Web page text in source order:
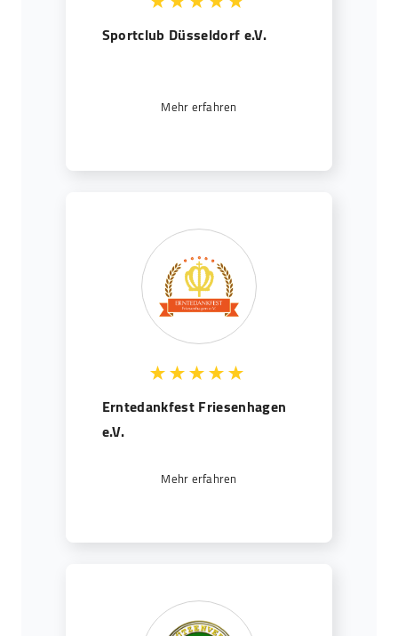
Sportclub Düsseldorf e.V.
Mehr erfahren
Erntedankfest Friesenhagen
e.V.
Mehr erfahren